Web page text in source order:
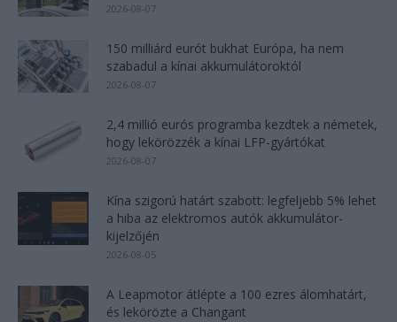
2026-08-07
150 milliárd eurót bukhat Európa, ha nem
szabadul a kínai akkumulátoroktól
2026-08-07
2,4 millió eurós programba kezdtek a németek,
hogy lekörözzék a kínai LFP-gyártókat
2026-08-07
Kína szigorú határt szabott: legfeljebb 5% lehet
a hiba az elektromos autók akkumulátor-
kijelzőjén
2026-08-05
A Leapmotor átlépte a 100 ezres álomhatárt,
és lekörözte a Changant